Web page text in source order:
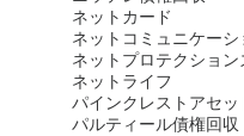
ネットカード
ネットコミュニケーシ
ネットプロテクション
ネットライフ
パインクレストアセッ
パルティール債権回収